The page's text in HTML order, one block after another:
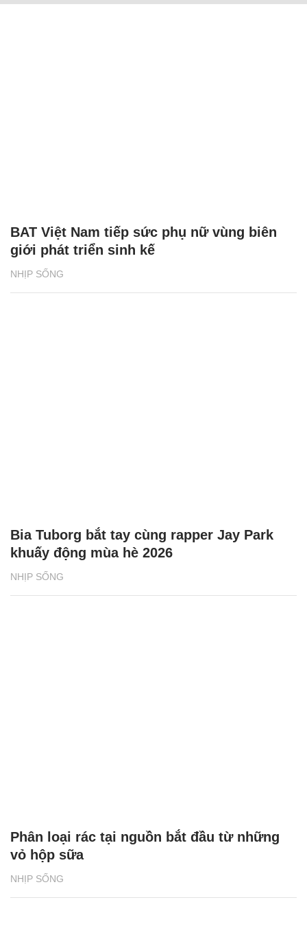
NHỊP SỐNG
BAT Việt Nam tiếp sức phụ nữ vùng biên
giới phát triển sinh kế
NHỊP SỐNG
Bia Tuborg bắt tay cùng rapper Jay Park
khuấy động mùa hè 2026
NHỊP SỐNG
Phân loại rác tại nguồn bắt đầu từ những
vỏ hộp sữa